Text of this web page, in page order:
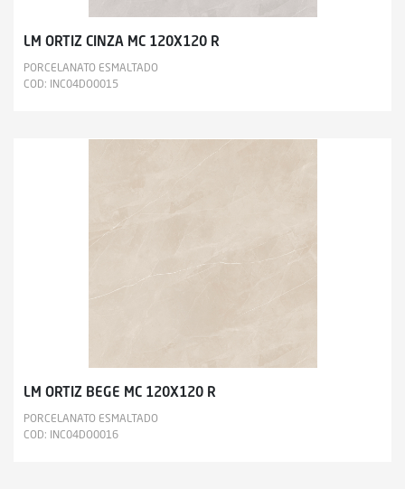
LM ORTIZ CINZA MC 120X120 R
PORCELANATO ESMALTADO
COD: INC04DO0015
LM ORTIZ BEGE MC 120X120 R
PORCELANATO ESMALTADO
COD: INC04DO0016